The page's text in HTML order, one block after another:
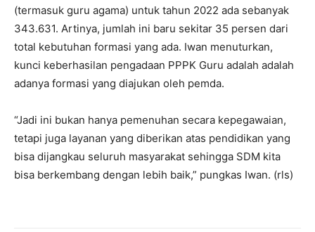
(termasuk guru agama) untuk tahun 2022 ada sebanyak
343.631. Artinya, jumlah ini baru sekitar 35 persen dari
total kebutuhan formasi yang ada. Iwan menuturkan,
kunci keberhasilan pengadaan PPPK Guru adalah adalah
adanya formasi yang diajukan oleh pemda.
“Jadi ini bukan hanya pemenuhan secara kepegawaian,
tetapi juga layanan yang diberikan atas pendidikan yang
bisa dijangkau seluruh masyarakat sehingga SDM kita
bisa berkembang dengan lebih baik,” pungkas Iwan. (rls)